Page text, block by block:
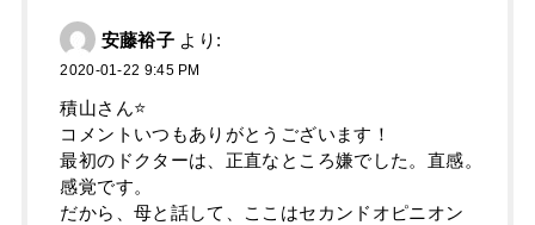
安藤裕子 より:
2020-01-22 9:45 PM
積山さん⭐️
コメントいつもありがとうございます！
最初のドクターは、正直なところ嫌でした。直感。
感覚です。
だから、母と話して、ここはセカンドオピニオン